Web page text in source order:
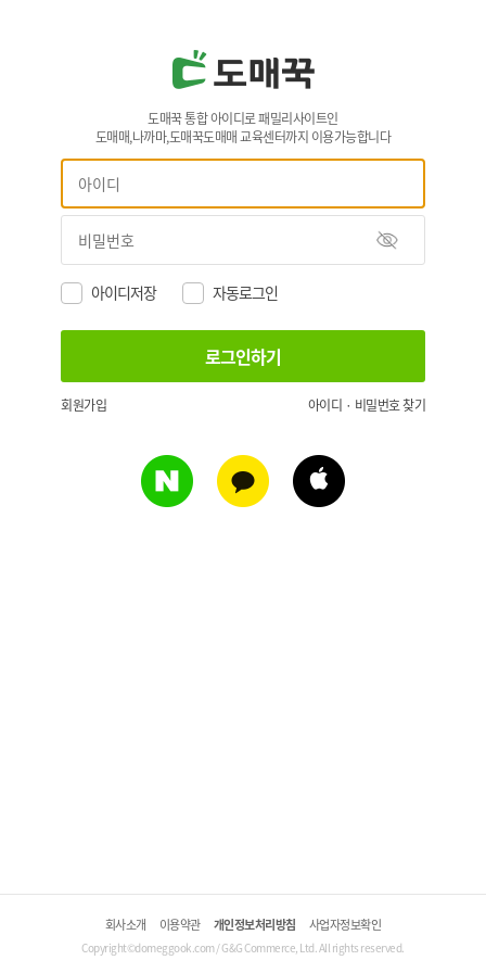
도매꾹 통합 아이디로 패밀리사이트인
도매매,나까마,도매꾹도매매 교육센터까지 이용가능합니다
아이디저장 자동로그인
회원가입 아이디 · 비밀번호 찾기
회사소개 이용약관 개인정보처리방침 사업자정보확인
Copyright©domeggook.com / G&G Commerce, Ltd. All rights reserved.